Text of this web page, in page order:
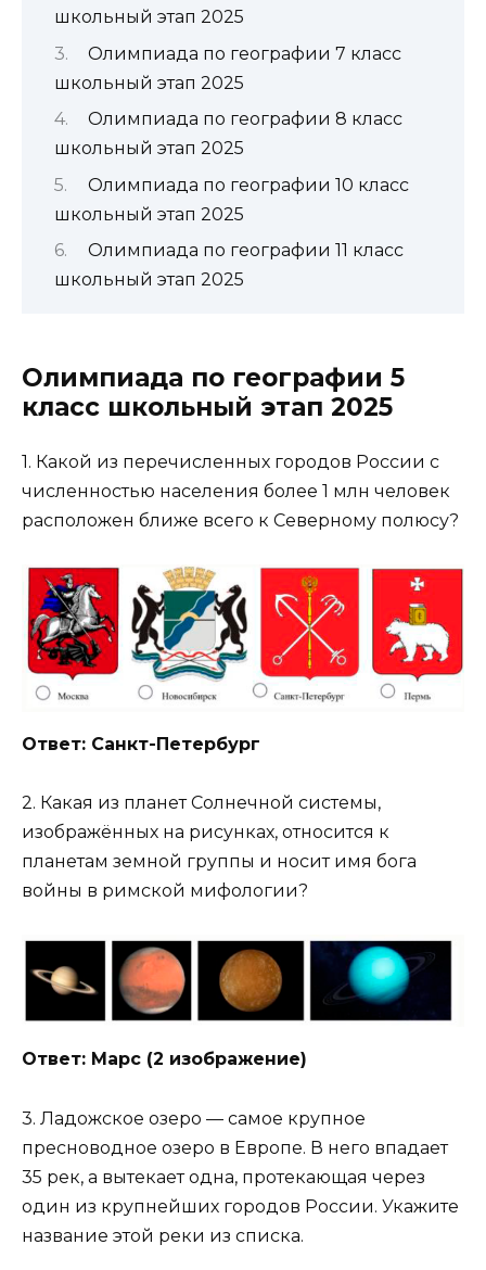
школьный этап 2025
Олимпиада по географии 7 класс
школьный этап 2025
Олимпиада по географии 8 класс
школьный этап 2025
Олимпиада по географии 10 класс
школьный этап 2025
Олимпиада по географии 11 класс
школьный этап 2025
Олимпиада по географии 5
класс школьный этап 2025
1. Какой из перечисленных городов России с
численностью населения более 1 млн человек
расположен ближе всего к Северному полюсу?
Ответ: Санкт-Петербург
2. Какая из планет Солнечной системы,
изображённых на рисунках, относится к
планетам земной группы и носит имя бога
войны в римской мифологии?
Ответ: Марс (2 изображение)
3. Ладожское озеро — самое крупное
пресноводное озеро в Европе. В него впадает
35 рек, а вытекает одна, протекающая через
один из крупнейших городов России. Укажите
название этой реки из списка.